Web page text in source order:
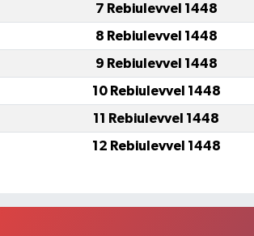
7 Rebiulevvel 1448
8 Rebiulevvel 1448
9 Rebiulevvel 1448
10 Rebiulevvel 1448
11 Rebiulevvel 1448
12 Rebiulevvel 1448